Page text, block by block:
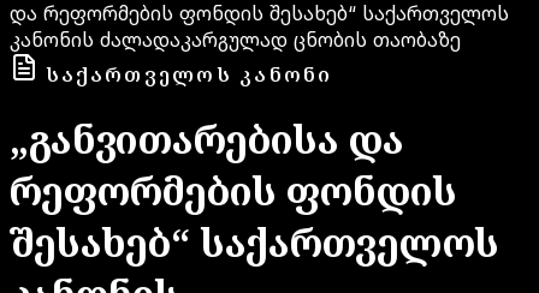
და რეფორმების ფონდის შესახებ“ საქართველოს
კანონის ძალადაკარგულად ცნობის თაობაზე
ᲡᲐᲥᲐᲠᲗᲕᲔᲚᲝᲡ ᲙᲐᲜᲝᲜᲘ
„განვითარებისა და
რეფორმების ფონდის
შესახებ“ საქართველოს